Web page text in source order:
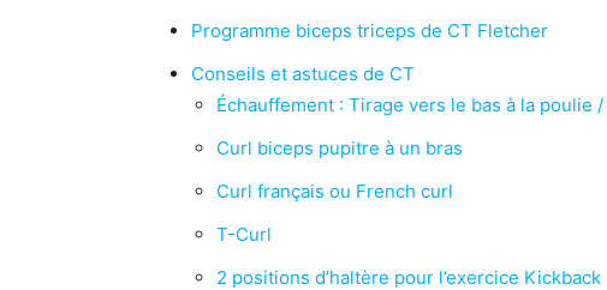
Programme biceps triceps de CT Fletcher
Conseils et astuces de CT
Échauffement : Tirage vers le bas à la poulie
Curl biceps pupitre à un bras
Curl français ou French curl
T-Curl
2 positions d’haltère pour l’exercice Kickback